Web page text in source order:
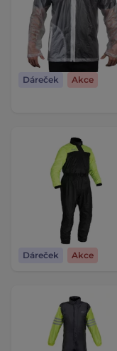
Dáreček Akce
Dáreček Akce